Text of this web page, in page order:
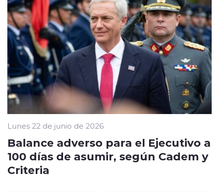
Lunes 22 de junio de 2026
Balance adverso para el Ejecutivo a
100 días de asumir, según Cadem y
Criteria